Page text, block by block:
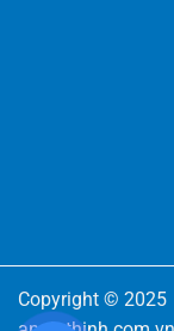
Copyright © 2025